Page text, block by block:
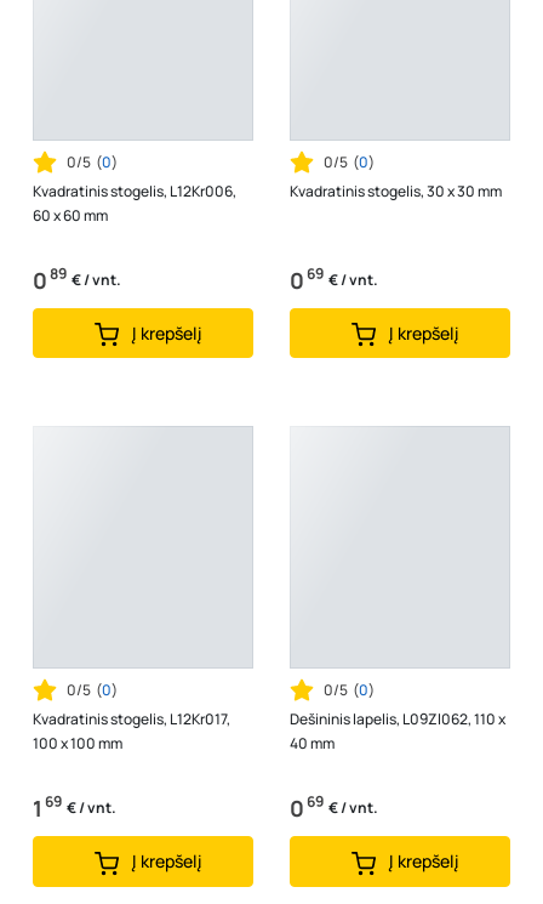
0/5 (0)
Kvadratinis stogelis, L12Kr006,
60 x 60 mm
089 € / vnt.
Į krepšelį
0/5 (0)
Kvadratinis stogelis, 30 x 30 mm
069 € / vnt.
Į krepšelį
0/5 (0)
Kvadratinis stogelis, L12Kr017,
100 x 100 mm
1 69 € / vnt.
Į krepšelį
0/5 (0)
Dešininis lapelis, L09Zl062, 110 x
40 mm
069 € / vnt.
Į krepšelį